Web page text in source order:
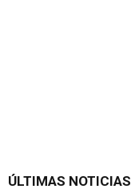
ÚLTIMAS NOTICIAS